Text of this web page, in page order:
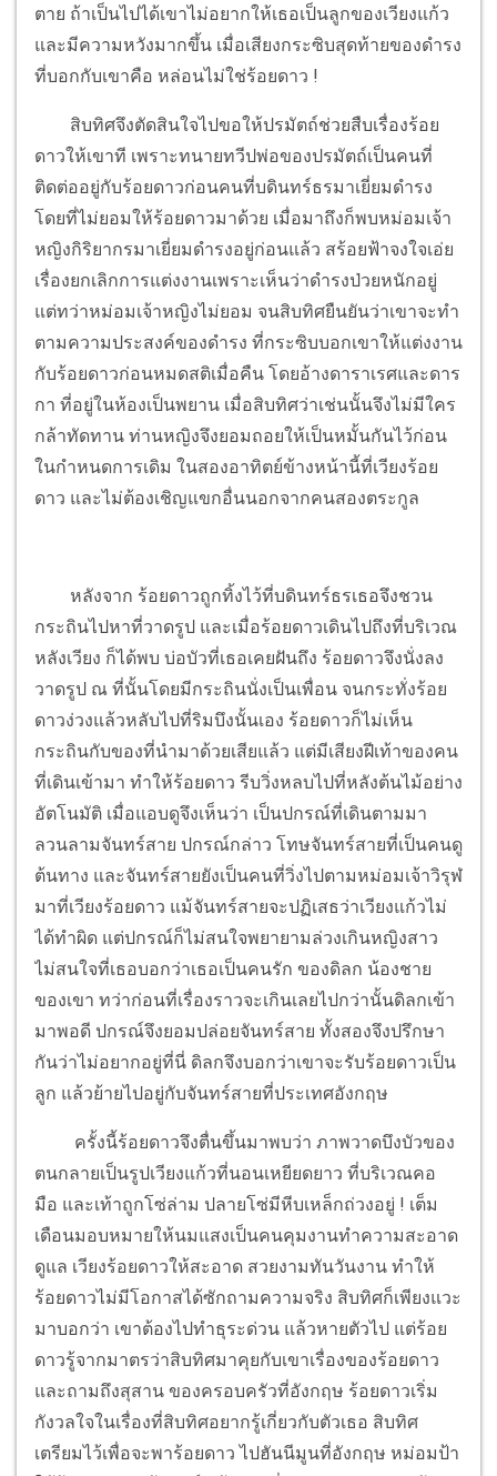
ตาย ถ้าเป็นไปได้เขาไม่อยากให้เธอเป็นลูกของเวียงแก้ว
และมีความหวังมากขึ้น เมื่อเสียงกระซิบสุดท้ายของดำรง
ที่บอกกับเขาคือ หล่อนไม่ใช่ร้อยดาว !
สิบทิศจึงตัดสินใจไปขอให้ปรมัตถ์ช่วยสืบเรื่องร้อย
ดาวให้เขาที เพราะทนายทวีปพ่อของปรมัตถ์เป็นคนที่
ติดต่ออยู่กับร้อยดาวก่อนคนที่บดินทร์ธรมาเยี่ยมดำรง
โดยที่ไม่ยอมให้ร้อยดาวมาด้วย เมื่อมาถึงก็พบหม่อมเจ้า
หญิงกิริยากรมาเยี่ยมดำรงอยู่ก่อนแล้ว สร้อยฟ้าจงใจเอ่ย
เรื่องยกเลิกการแต่งงานเพราะเห็นว่าดำรงป่วยหนักอยู่
แต่ทว่าหม่อมเจ้าหญิงไม่ยอม จนสิบทิศยืนยันว่าเขาจะทำ
ตามความประสงค์ของดำรง ที่กระซิบบอกเขาให้แต่งงาน
กับร้อยดาวก่อนหมดสติเมื่อคืน โดยอ้างดาราเรศและดาร
กา ที่อยู่ในห้องเป็นพยาน เมื่อสิบทิศว่าเช่นนั้นจึงไม่มีใคร
กล้าทัดทาน ท่านหญิงจึงยอมถอยให้เป็นหมั้นกันไว้ก่อน
ในกำหนดการเดิม ในสองอาทิตย์ข้างหน้านี้ที่เวียงร้อย
ดาว และไม่ต้องเชิญแขกอื่นนอกจากคนสองตระกูล
หลังจาก ร้อยดาวถูกทิ้งไว้ที่บดินทร์ธรเธอจึงชวน
กระถินไปหาที่วาดรูป และเมื่อร้อยดาวเดินไปถึงที่บริเวณ
หลังเวียง ก็ได้พบ บ่อบัวที่เธอเคยฝันถึง ร้อยดาวจึงนั่งลง
วาดรูป ณ ที่นั้นโดยมีกระถินนั่งเป็นเพื่อน จนกระทั่งร้อย
ดาวง่วงแล้วหลับไปที่ริมบึงนั้นเอง ร้อยดาวก็ไม่เห็น
กระถินกับของที่นำมาด้วยเสียแล้ว แต่มีเสียงฝีเท้าของคน
ที่เดินเข้ามา ทำให้ร้อยดาว รีบวิ่งหลบไปที่หลังต้นไม้อย่าง
อัตโนมัติ เมื่อแอบดูจึงเห็นว่า เป็นปกรณ์ที่เดินตามมา
ลวนลามจันทร์สาย ปกรณ์กล่าว โทษจันทร์สายที่เป็นคนดู
ต้นทาง และจันทร์สายยังเป็นคนที่วิ่งไปตามหม่อมเจ้าวิรุฬ
มาที่เวียงร้อยดาว แม้จันทร์สายจะปฏิเสธว่าเวียงแก้วไม่
ได้ทำผิด แต่ปกรณ์ก็ไม่สนใจพยายามล่วงเกินหญิงสาว
ไม่สนใจที่เธอบอกว่าเธอเป็นคนรัก ของดิลก น้องชาย
ของเขา ทว่าก่อนที่เรื่องราวจะเกินเลยไปกว่านั้นดิลกเข้า
มาพอดี ปกรณ์จึงยอมปล่อยจันทร์สาย ทั้งสองจึงปรึกษา
กันว่าไม่อยากอยู่ที่นี่ ดิลกจึงบอกว่าเขาจะรับร้อยดาวเป็น
ลูก แล้วย้ายไปอยู่กับจันทร์สายที่ประเทศอังกฤษ
ครั้งนี้ร้อยดาวจึงตื่นขึ้นมาพบว่า ภาพวาดบึงบัวของ
ตนกลายเป็นรูปเวียงแก้วที่นอนเหยียดยาว ที่บริเวณคอ
มือ และเท้าถูกโซ่ล่าม ปลายโซ่มีหีบเหล็กถ่วงอยู่ ! เต็ม
เดือนมอบหมายให้นมแสงเป็นคนคุมงานทำความสะอาด
ดูแล เวียงร้อยดาวให้สะอาด สวยงามทันวันงาน ทำให้
ร้อยดาวไม่มีโอกาสได้ซักถามความจริง สิบทิศก็เพียงแวะ
มาบอกว่า เขาต้องไปทำธุระด่วน แล้วหายตัวไป แต่ร้อย
ดาวรู้จากมาตรว่าสิบทิศมาคุยกับเขาเรื่องของร้อยดาว
และถามถึงสุสาน ของครอบครัวที่อังกฤษ ร้อยดาวเริ่ม
กังวลใจในเรื่องที่สิบทิศอยากรู้เกี่ยวกับตัวเธอ สิบทิศ
เตรียมไว้เพื่อจะพาร้อยดาว ไปฮันนีมูนที่อังกฤษ หม่อมป้า